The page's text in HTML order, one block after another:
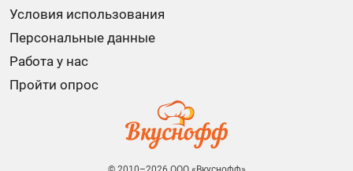
Условия использования
Персональные данные
Работа у нас
Пройти опрос